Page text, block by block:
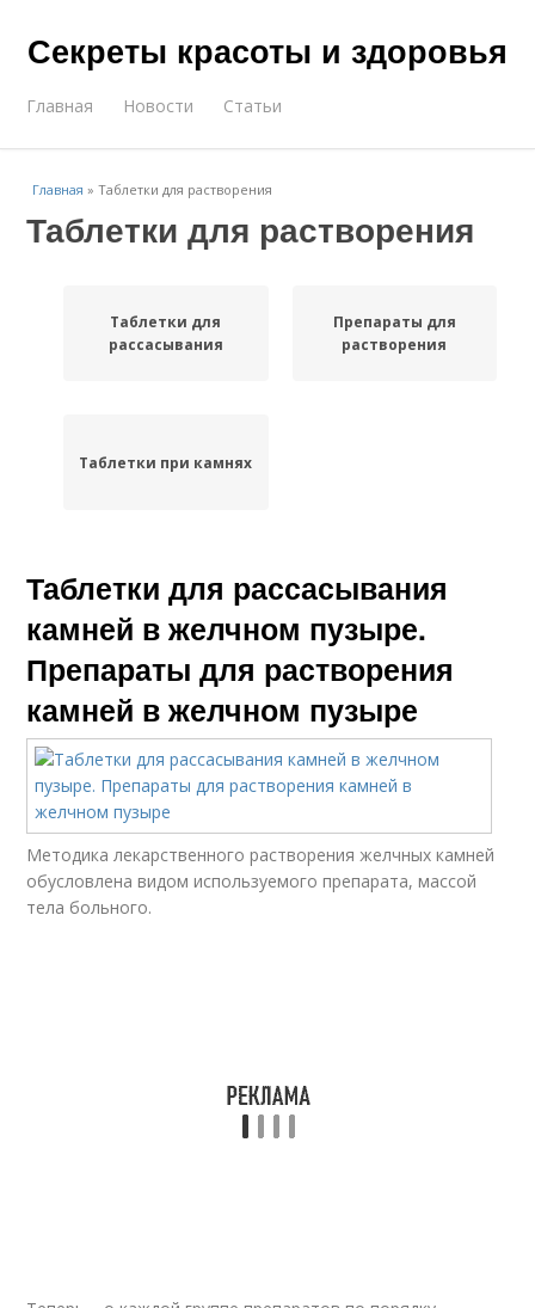
Секреты красоты и здоровья
Главная Новости Статьи
Главная »Таблетки для растворения
Таблетки для растворения
Таблетки для
рассасывания
Препараты для
растворения
Таблетки при камнях
Таблетки для рассасывания
камней в желчном пузыре.
Препараты для растворения
камней в желчном пузыре
Методика лекарственного растворения желчных камней
обусловлена видом используемого препарата, массой
тела больного.